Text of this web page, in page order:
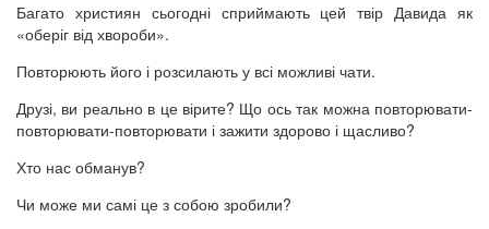
Багато християн сьогодні сприймають цей твір Давида як
«оберіг від хвороби».
Повторюють його і розсилають у всі можливі чати.
Друзі, ви реально в це вірите? Що ось так можна повторювати-
повторювати-повторювати і зажити здорово і щасливо?
Хто нас обманув?
Чи може ми самі це з собою зробили?